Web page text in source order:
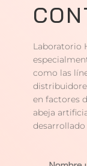
Laboratorio
como las
en factores
abeja